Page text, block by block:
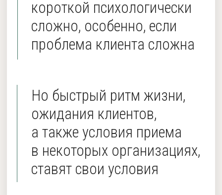
ПРОГРАММА
ОБУЧЕНИЯ
Доступ на 3 месяца
Сроки доступа
9 занятий
длительностью по 2 часа